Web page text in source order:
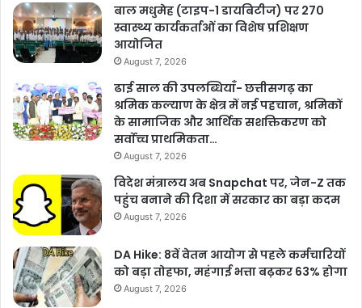
बाल मधुमेह (टाइप-1 डायबिटीज) पर 270
स्वास्थ्य कार्यकर्ताओं का विशेष प्रशिक्षण
आयोजित
August 7, 2026
ढाई साल की उपलब्धियाँ- छत्तीसगढ़ का
श्रमिक कल्याण के क्षेत्र में नई पहचान, श्रमिकों
के सामाजिक और आर्थिक सशक्तिकरण को
सर्वाेच्च प्राथमिकता…
August 7, 2026
विदेश मंत्रालय अब Snapchat पर, जेन-Z तक
पहुंच बनाने की दिशा में सरकार का बड़ा कदम
August 7, 2026
DA Hike: 8वें वेतन आयोग से पहले कर्मचारियों
को बड़ा तोहफा, महंगाई भत्ता बढ़कर 63% होगा
August 7, 2026